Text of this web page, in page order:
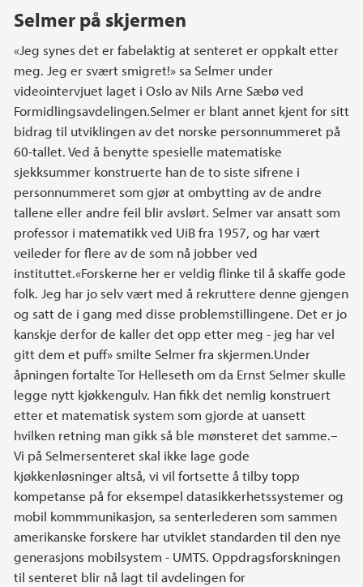
Selmer på skjermen
«Jeg synes det er fabelaktig at senteret er oppkalt etter
meg. Jeg er svært smigret!» sa Selmer under
videointervjuet laget i Oslo av Nils Arne Sæbø ved
Formidlingsavdelingen.Selmer er blant annet kjent for sitt
bidrag til utviklingen av det norske personnummeret på
60-tallet. Ved å benytte spesielle matematiske
sjekksummer konstruerte han de to siste sifrene i
personnummeret som gjør at ombytting av de andre
tallene eller andre feil blir avslørt. Selmer var ansatt som
professor i matematikk ved UiB fra 1957, og har vært
veileder for flere av de som nå jobber ved
instituttet.«Forskerne her er veldig flinke til å skaffe gode
folk. Jeg har jo selv vært med å rekruttere denne gjengen
og satt de i gang med disse problemstillingene. Det er jo
kanskje derfor de kaller det opp etter meg - jeg har vel
gitt dem et puff» smilte Selmer fra skjermen.Under
åpningen fortalte Tor Helleseth om da Ernst Selmer skulle
legge nytt kjøkkengulv. Han fikk det nemlig konstruert
etter et matematisk system som gjorde at uansett
hvilken retning man gikk så ble mønsteret det samme.–
Vi på Selmersenteret skal ikke lage gode
kjøkkenløsninger altså, vi vil fortsette å tilby topp
kompetanse på for eksempel datasikkerhetssystemer og
mobil kommmunikasjon, sa senterlederen som sammen
amerikanske forskere har utviklet standarden til den nye
generasjons mobilsystem - UMTS. Oppdragsforskningen
til senteret blir nå lagt til avdelingen for